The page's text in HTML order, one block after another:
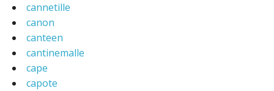
cannetille
canon
canteen
cantinemalle
cape
capote